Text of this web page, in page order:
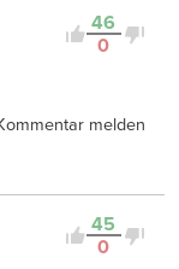
46
0
melden
45
0